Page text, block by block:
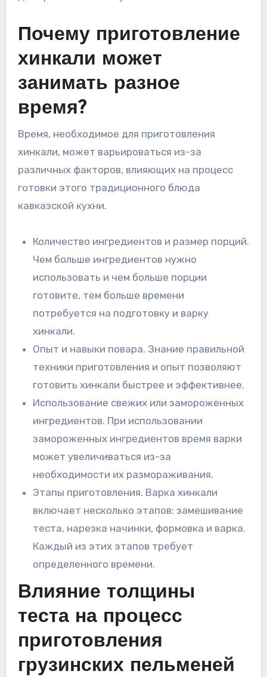
Почему приготовление
хинкали может
занимать разное
время?
Время, необходимое для приготовления
хинкали, может варьироваться из-за
различных факторов, влияющих на процесс
готовки этого традиционного блюда
кавказской кухни.
Количество ингредиентов и размер порций.
Чем больше ингредиентов нужно
использовать и чем больше порции
готовите, тем больше времени
потребуется на подготовку и варку
хинкали.
Опыт и навыки повара. Знание правильной
техники приготовления и опыт позволяют
готовить хинкали быстрее и эффективнее.
Использование свежих или замороженных
ингредиентов. При использовании
замороженных ингредиентов время варки
может увеличиваться из-за
необходимости их размораживания.
Этапы приготовления. Варка хинкали
включает несколько этапов: замешивание
теста, нарезка начинки, формовка и варка.
Каждый из этих этапов требует
определенного времени.
Влияние толщины
теста на процесс
приготовления
грузинских пельменей